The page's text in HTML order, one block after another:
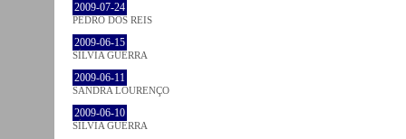
2009-07-24
PEDRO DOS REIS
2009-06-15
SÍLVIA GUERRA
2009-06-11
SANDRA LOURENÇO
2009-06-10
SÍLVIA GUERRA